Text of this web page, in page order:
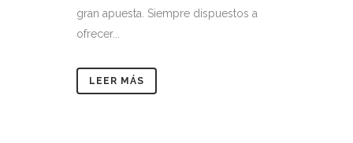
gran apuesta. Siempre dispuestos a
ofrecer...
LEER MÁS